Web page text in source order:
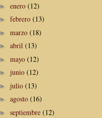
► enero (12)
► febrero (13)
► marzo (18)
► abril (13)
► mayo (12)
► junio (12)
► julio (13)
► agosto (16)
► septiembre (12)